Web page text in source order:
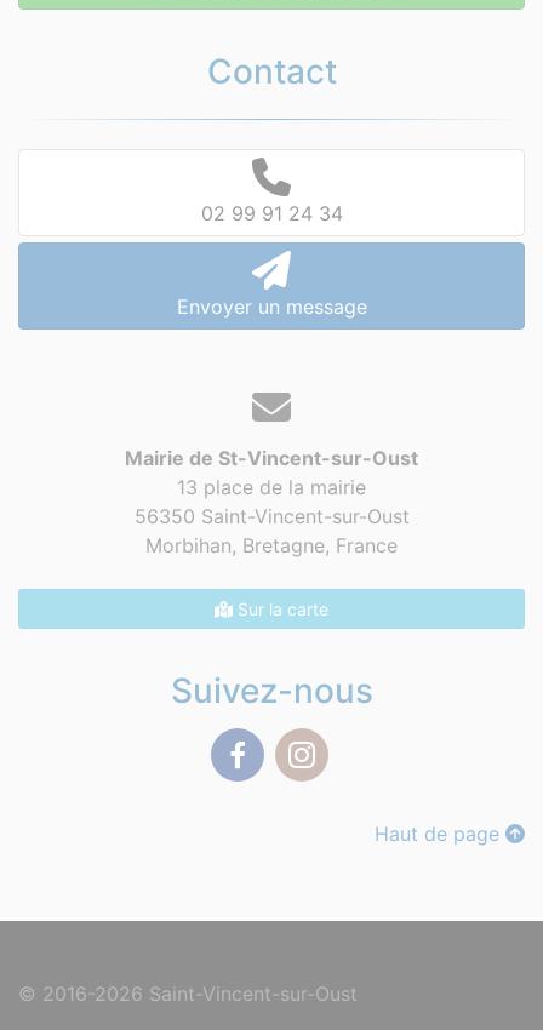
Contact
02 99 91 24 34
Envoyer un message
Mairie de St-Vincent-sur-Oust
13 place de la mairie
56350 Saint-Vincent-sur-Oust
Morbihan, Bretagne, France
Sur la carte
Suivez-nous
Haut de page
© 2016-2026 Saint-Vincent-sur-Oust